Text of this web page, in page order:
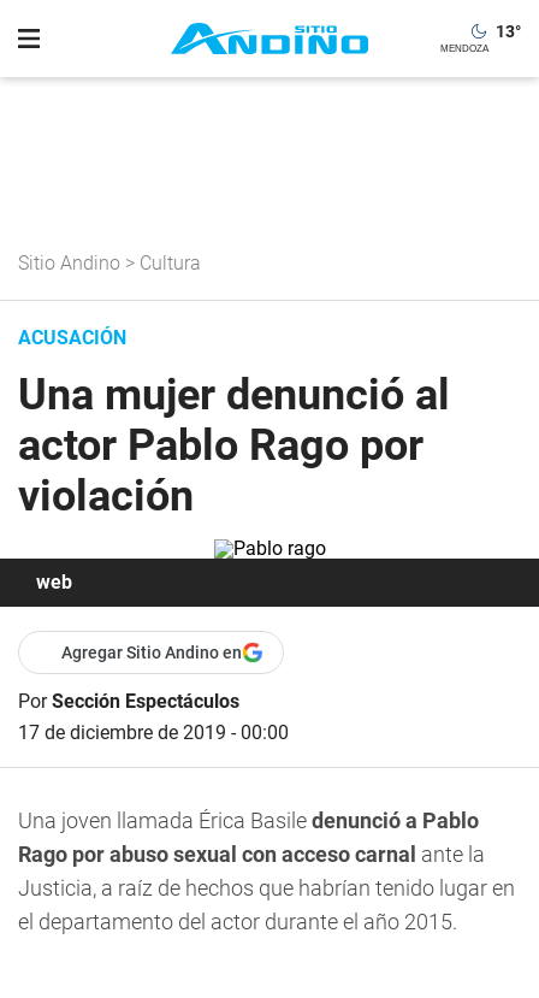
13°
Sitio Andino > Cultura
ACUSACIÓN
Una mujer denunció al
actor Pablo Rago por
violación
web
Agregar Sitio Andino en
PorSección Espectáculos
17 de diciembre de 2019 - 00:00
Una joven llamada Érica Basiledenunció a Pablo
Rago por abuso sexual con acceso carnal ante la
Justicia, a raíz de hechos que habrían tenido lugar en
el departamento del actor durante el año 2015.